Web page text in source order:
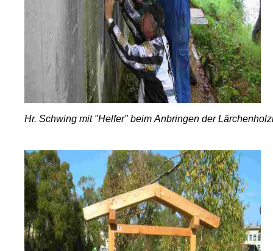
Hr. Schwing mit"Helfer"beim Anbringen der